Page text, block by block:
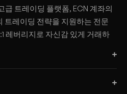
급 트레이딩 플랫폼, ECN 계좌의
트레이딩 전략을 지원하는 전문
레버리지로 자신감 있게 거래하